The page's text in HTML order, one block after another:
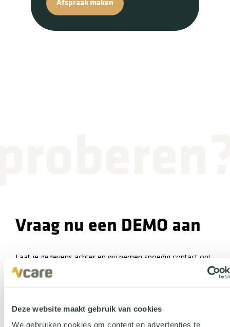
Deze website maakt gebruik van cookies
We gebruiken cookies om content en advertenties te
Afspraak maken
Vraag nu een DEMO aan
Laat je gegevens achter en wij nemen spoedig contact op!
Voor- en achternaam